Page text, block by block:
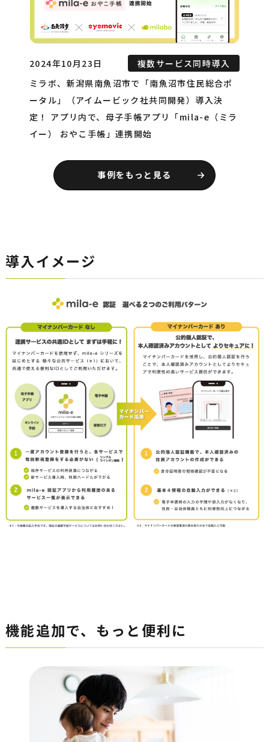
2024年10月23日
複数サービス同時導入
ミラボ、新潟県南魚沼市で「南魚沼市住民総合ポ
ータル」（アイムービック社共同開発）導入決
定！ アプリ内で、母子手帳アプリ「mila-e（ミラ
イー） おやこ手帳」連携開始
事例をもっと見る
導入イメージ
機能追加で、もっと便利に